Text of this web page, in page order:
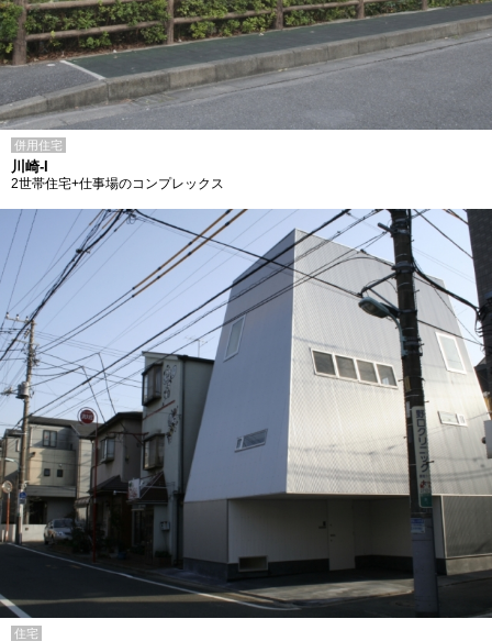
併用住宅
川崎-I
2世帯住宅+仕事場のコンプレックス
住宅